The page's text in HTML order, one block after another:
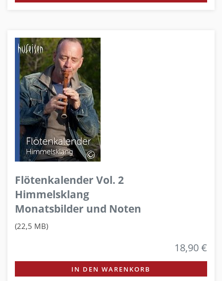
Flötenkalender Vol. 2
Himmelsklang
Monatsbilder und Noten
(22,5 MB)
18,90 €
IN DEN WARENKORB